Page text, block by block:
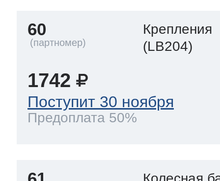
60
Крепления
(LB204)
1742
Поступит 30 ноября
Предоплата 50%